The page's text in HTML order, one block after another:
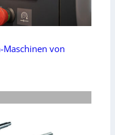
Maschinen von